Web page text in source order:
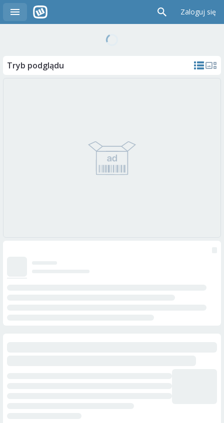
Zaloguj się
Tryb podglądu